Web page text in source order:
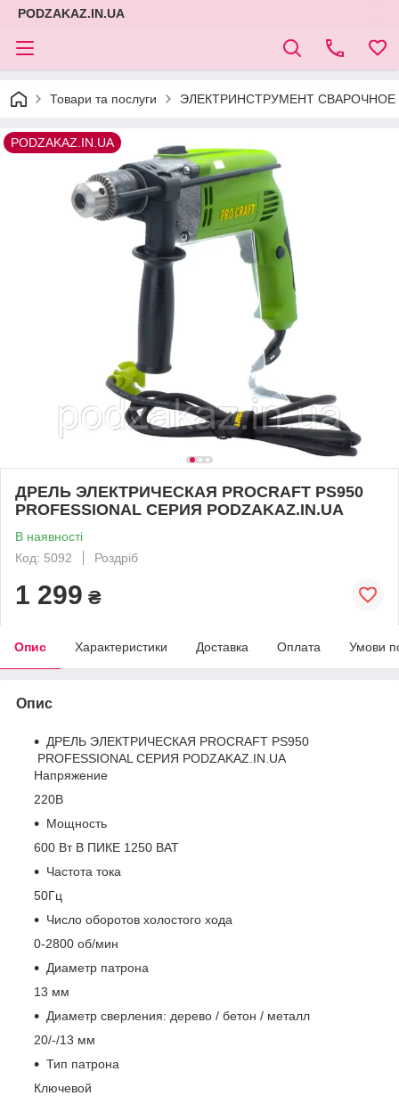
PODZAKAZ.IN.UA
Товари та послуги ЭЛЕКТРИНСТРУМЕНТ
PODZAKAZ.IN.UA
ДРЕЛЬ ЭЛЕКТРИЧЕСКАЯ PROCRAFT PS950
PROFESSIONAL СЕРИЯ PODZAKAZ.IN.UA
В наявності
Код: 5092
Роздріб
1 299 ₴
Опис Характеристики Доставка Оплата Умови
Опис
ДРЕЛЬ ЭЛЕКТРИЧЕСКАЯ PROCRAFT PS950
PROFESSIONAL СЕРИЯ PODZAKAZ.IN.UA
Напряжение
220В
Мощность
600 Вт В ПИКЕ 1250 ВАТ
Частота тока
50Гц
Число оборотов холостого хода
0-2800 об/мин
Диаметр патрона
13 мм
Диаметр сверления: дерево / бетон / металл
20/-/13 мм
Тип патрона
Ключевой